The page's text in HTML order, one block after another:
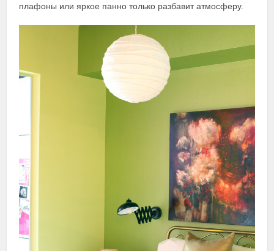
плафоны или яркое панно только разбавит атмосферу.